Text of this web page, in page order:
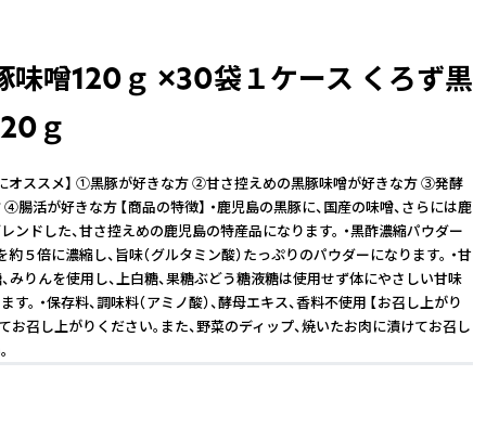
味噌120ｇ ×30袋１ケース くろず黒
ｇ
オススメ】 ①黒豚が好きな方 ②甘さ控えめの黒豚味噌が好きな方 ③発酵
腸活が好きな方 【商品の特徴】 ・鹿児島の黒豚に、国産の味噌、さらには鹿
ンドした、甘さ控えめの鹿児島の特産品になります。 ・黒酢濃縮パウダー
約５倍に濃縮し、旨味（グルタミン酸）たっぷりのパウダーになります。 ・甘
、みりんを使用し、上白糖、果糖ぶどう糖液糖は使用せず体にやさしい甘味
す。 ・保存料、調味料（アミノ酸）、酵母エキス、香料不使用 【お召し上がり
お召し上がりください。また、野菜のディップ、焼いたお肉に漬けてお召し